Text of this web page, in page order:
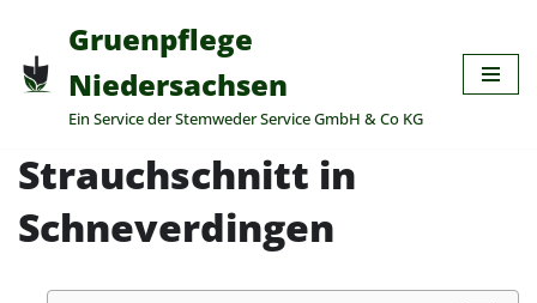
Zum
Inhalt
springen
Gruenpflege
Niedersachsen
Ein Service der Stemweder Service GmbH & Co KG
Strauchschnitt in
Schneverdingen